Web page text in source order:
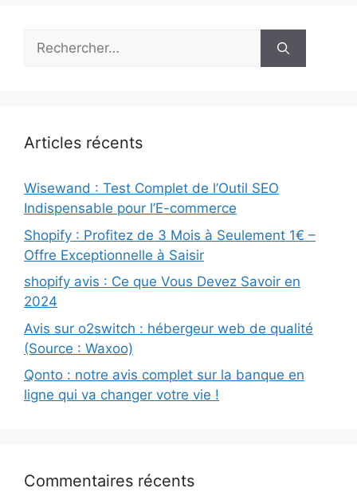
Rechercher :
Articles récents
Wisewand : Test Complet de l’Outil SEO
Indispensable pour l’E-commerce
Shopify : Profitez de 3 Mois à Seulement 1€ –
Offre Exceptionnelle à Saisir
shopify avis : Ce que Vous Devez Savoir en
2024
Avis sur o2switch : hébergeur web de qualité
(Source : Waxoo)
Qonto : notre avis complet sur la banque en
ligne qui va changer votre vie !
Commentaires récents